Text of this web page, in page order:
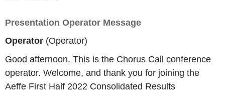
Presentation Operator Message
Operator (Operator)
Good afternoon. This is the Chorus Call conference
operator. Welcome, and thank you for joining the
Aeffe First Half 2022 Consolidated Results